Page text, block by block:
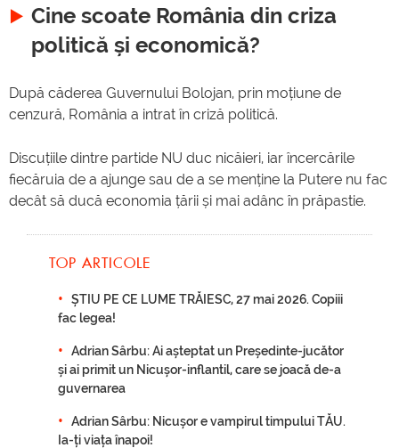
Cine scoate România din criza
politică și economică?
După căderea Guvernului Bolojan, prin moțiune de
cenzură, România a intrat în criză politică.
Discuțiile dintre partide NU duc nicăieri, iar încercările
fiecăruia de a ajunge sau de a se menține la Putere nu fac
decât să ducă economia țării și mai adânc în prăpastie.
TOP ARTICOLE
ȘTIU PE CE LUME TRĂIESC, 27 mai 2026. Copiii
fac legea!
Adrian Sârbu: Ai așteptat un Președinte-jucător
și ai primit un Nicușor-inflantil, care se joacă de-a
guvernarea
Adrian Sârbu: Nicușor e vampirul timpului TĂU.
Ia-ți viața înapoi!